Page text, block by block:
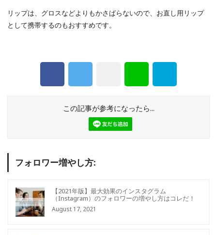
リップは、グロスなどよりもかさばらないので、お直し用リップ
として携帯するのもおすすめです。
この記事が参考になったら...
フォロワー増やし方:
【2021年版】最大効果のインスタグラム
（Instagram）のフォロワーの増やし方はコレだ！
August 17, 2021